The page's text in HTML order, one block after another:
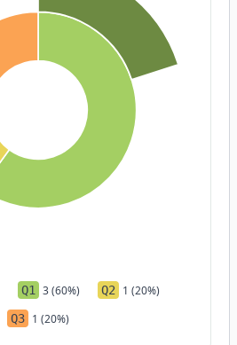
Q1 3 (60%) Q2 1 (20%)
Q3 1 (20%)